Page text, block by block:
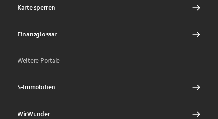
Karte sperren
Finanzglossar
Weitere Portale
S-Immobilien
WirWunder